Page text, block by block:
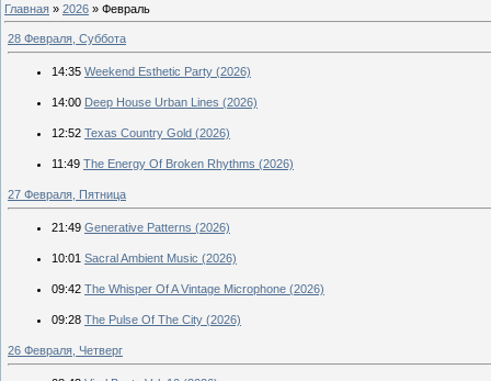
Главная » 2026 » Февраль
28 Февраля, Суббота
14:35 Weekend Esthetic Party (2026)
14:00 Deep House Urban Lines (2026)
12:52 Texas Country Gold (2026)
11:49 The Energy Of Broken Rhythms (2026)
27 Февраля, Пятница
21:49 Generative Patterns (2026)
10:01 Sacral Ambient Music (2026)
09:42 The Whisper Of A Vintage Microphone (2026)
09:28 The Pulse Of The City (2026)
26 Февраля, Четверг